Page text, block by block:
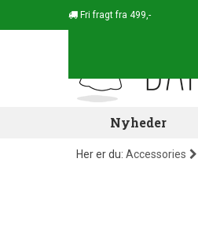
Fri fragt fra 499,-
Nyheder
Her er du: Accessories